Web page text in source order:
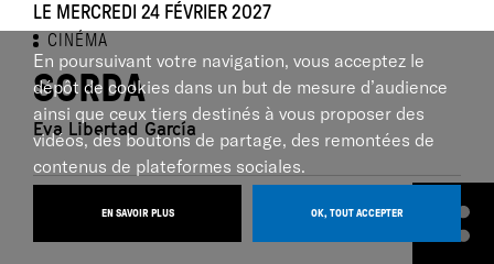
LE MERCREDI 24 FÉVRIER 2027
CINÉMA
SORDA
Eva Libertad García
AU ZEF :
En poursuivant votre navigation, vous acceptez le
dépôt de cookies dans un but de mesure d’audience
ainsi que ceux tiers destinés à vous proposer des
vidéos, des boutons de partage, des remontées de
contenus de plateformes sociales.
EN SAVOIR PLUS OK, TOUT ACCEPTER